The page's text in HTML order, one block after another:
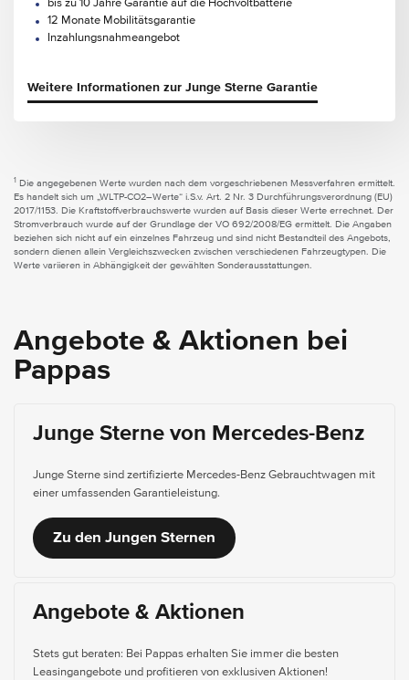
bis zu 10 Jahre Garantie auf die Hochvoltbatterie
12 Monate Mobilitätsgarantie
Inzahlungsnahmeangebot
Weitere Informationen zur Junge Sterne Garantie
1
Die angegebenen Werte wurden nach dem vorgeschriebenen Messverfahren ermittelt.
Es handelt sich um „WLTP-CO2–Werte“ i.S.v. Art. 2 Nr. 3 Durchführungsverordnung (EU)
2017/1153. Die Kraftstoffverbrauchswerte wurden auf Basis dieser Werte errechnet. Der
Stromverbrauch wurde auf der Grundlage der VO 692/2008/EG ermittelt. Die Angaben
beziehen sich nicht auf ein einzelnes Fahrzeug und sind nicht Bestandteil des Angebots,
sondern dienen allein Vergleichszwecken zwischen verschiedenen Fahrzeugtypen. Die
Werte variieren in Abhängigkeit der gewählten Sonderausstattungen.
Angebote & Aktionen bei
Pappas
Junge Sterne von Mercedes-Benz
Junge Sterne sind zertifizierte Mercedes-Benz Gebrauchtwagen mit
einer umfassenden Garantieleistung.
Zu den Jungen Sternen
Angebote & Aktionen
Stets gut beraten: Bei Pappas erhalten Sie immer die besten
Leasingangebote und profitieren von exklusiven Aktionen!